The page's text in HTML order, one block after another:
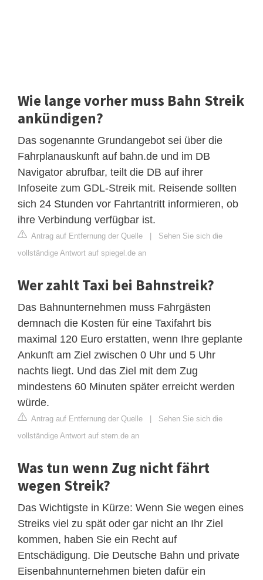
Wie lange vorher muss Bahn Streik
ankündigen?
Das sogenannte Grundangebot sei über die
Fahrplanauskunft auf bahn.de und im DB
Navigator abrufbar, teilt die DB auf ihrer
Infoseite zum GDL-Streik mit. Reisende sollten
sich 24 Stunden vor Fahrtantritt informieren, ob
ihre Verbindung verfügbar ist.
Antrag auf Entfernung der Quelle | Sehen Sie sich die
vollständige Antwort auf spiegel.de an
Wer zahlt Taxi bei Bahnstreik?
Das Bahnunternehmen muss Fahrgästen
demnach die Kosten für eine Taxifahrt bis
maximal 120 Euro erstatten, wenn Ihre geplante
Ankunft am Ziel zwischen 0 Uhr und 5 Uhr
nachts liegt. Und das Ziel mit dem Zug
mindestens 60 Minuten später erreicht werden
würde.
Antrag auf Entfernung der Quelle | Sehen Sie sich die
vollständige Antwort auf stern.de an
Was tun wenn Zug nicht fährt
wegen Streik?
Das Wichtigste in Kürze: Wenn Sie wegen eines
Streiks viel zu spät oder gar nicht an Ihr Ziel
kommen, haben Sie ein Recht auf
Entschädigung. Die Deutsche Bahn und private
Eisenbahnunternehmen bieten dafür ein